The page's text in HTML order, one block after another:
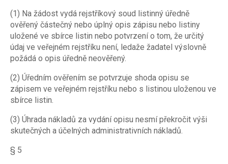
(1) Na žádost vydá rejstříkový soud listinný úředně
ověřený částečný nebo úplný opis zápisu nebo listiny
uložené ve sbírce listin nebo potvrzení o tom, že určitý
údaj ve veřejném rejstříku není, ledaže žadatel výslovně
požádá o opis úředně neověřený.
(2) Úředním ověřením se potvrzuje shoda opisu se
zápisem ve veřejném rejstříku nebo s listinou uloženou ve
sbírce listin.
(3) Úhrada nákladů za vydání opisu nesmí překročit výši
skutečných a účelných administrativních nákladů.
§ 5